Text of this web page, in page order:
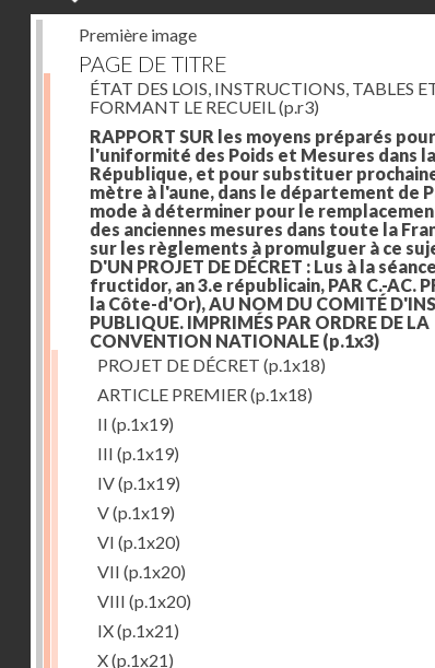
Première image
PAGE DE TITRE
ÉTAT DES LOIS, INSTRUCTIONS, TABLES
FORMANT LE RECUEIL(p.r3)
RAPPORT SUR les moyens préparés
l'uniformité des Poids et Mesures dans la
République, et pour substituer
mètre à l'aune, dans le département de
mode à déterminer pour le
des anciennes mesures dans toute la
sur les règlements à promulguer à ce
D'UN PROJET DE DÉCRET : Lus à la
fructidor, an 3.e républicain, PAR C.-AC.
la Côte-d'Or), AU NOM DU COMITÉ
PUBLIQUE. IMPRIMÉS PAR ORDRE DE LA
CONVENTION NATIONALE (p.1x3)
PROJET DE DÉCRET (p.1x18)
ARTICLE PREMIER(p.1x18)
II (p.1x19)
III (p.1x19)
IV(p.1x19)
V(p.1x19)
VI (p.1x20)
VII (p.1x20)
VIII (p.1x20)
IX(p.1x21)
X(p.1x21)